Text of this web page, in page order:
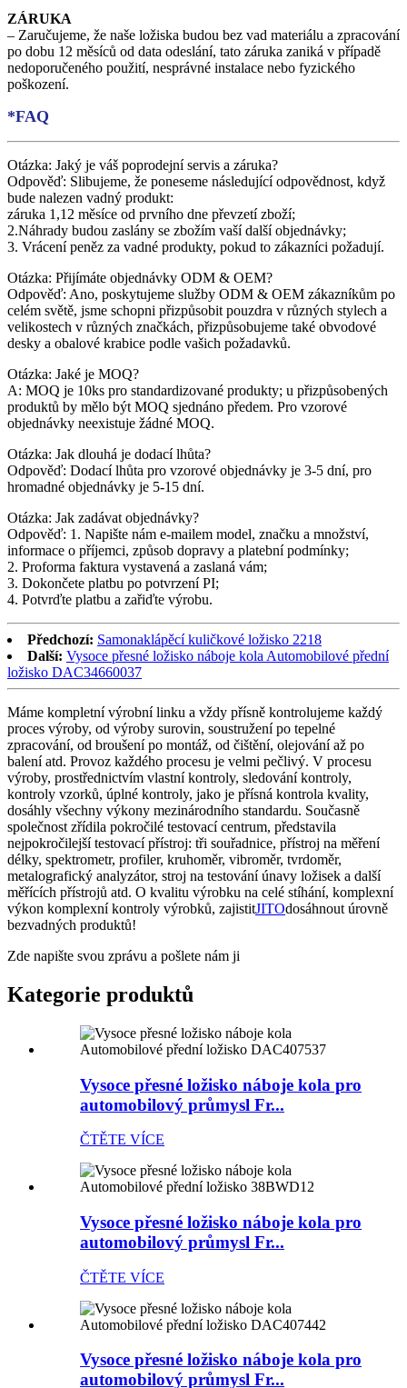
ZÁRUKA
– Zaručujeme, že naše ložiska budou bez vad materiálu a zpracování
po dobu 12 měsíců od data odeslání, tato záruka zaniká v případě
nedoporučeného použití, nesprávné instalace nebo fyzického
poškození.
*FAQ
Otázka: Jaký je váš poprodejní servis a záruka?
Odpověď: Slibujeme, že poneseme následující odpovědnost, když
bude nalezen vadný produkt:
záruka 1,12 měsíce od prvního dne převzetí zboží;
2.Náhrady budou zaslány se zbožím vaší další objednávky;
3. Vrácení peněz za vadné produkty, pokud to zákazníci požadují.
Otázka: Přijímáte objednávky ODM & OEM?
Odpověď: Ano, poskytujeme služby ODM & OEM zákazníkům po
celém světě, jsme schopni přizpůsobit pouzdra v různých stylech a
velikostech v různých značkách, přizpůsobujeme také obvodové
desky a obalové krabice podle vašich požadavků.
Otázka: Jaké je MOQ?
A: MOQ je 10ks pro standardizované produkty; u přizpůsobených
produktů by mělo být MOQ sjednáno předem. Pro vzorové
objednávky neexistuje žádné MOQ.
Otázka: Jak dlouhá je dodací lhůta?
Odpověď: Dodací lhůta pro vzorové objednávky je 3-5 dní, pro
hromadné objednávky je 5-15 dní.
Otázka: Jak zadávat objednávky?
Odpověď: 1. Napište nám e-mailem model, značku a množství,
informace o příjemci, způsob dopravy a platební podmínky;
2. Proforma faktura vystavená a zaslaná vám;
3. Dokončete platbu po potvrzení PI;
4. Potvrďte platbu a zařiďte výrobu.
Předchozí: Samonaklápěcí kuličkové ložisko 2218
Další: Vysoce přesné ložisko náboje kola Automobilové přední
ložisko DAC34660037
Máme kompletní výrobní linku a vždy přísně kontrolujeme každý
proces výroby, od výroby surovin, soustružení po tepelné
zpracování, od broušení po montáž, od čištění, olejování až po
balení atd. Provoz každého procesu je velmi pečlivý. V procesu
výroby, prostřednictvím vlastní kontroly, sledování kontroly,
kontroly vzorků, úplné kontroly, jako je přísná kontrola kvality,
dosáhly všechny výkony mezinárodního standardu. Současně
společnost zřídila pokročilé testovací centrum, představila
nejpokročilejší testovací přístroj: tři souřadnice, přístroj na měření
délky, spektrometr, profiler, kruhoměr, vibroměr, tvrdoměr,
metalografický analyzátor, stroj na testování únavy ložisek a další
měřících přístrojů atd. O kvalitu výrobku na celé stíhání, komplexní
výkon komplexní kontroly výrobků, zajistitJITOdosáhnout úrovně
bezvadných produktů!
Zde napište svou zprávu a pošlete nám ji
Kategorie produktů
Vysoce přesné ložisko náboje kola pro
automobilový průmysl Fr...
ČTĚTE VÍCE
Vysoce přesné ložisko náboje kola pro
automobilový průmysl Fr...
ČTĚTE VÍCE
Vysoce přesné ložisko náboje kola pro
automobilový průmysl Fr...